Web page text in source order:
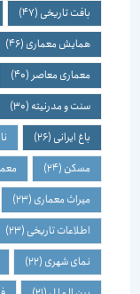
بافت تاریخی(47)
همایش معماری(46)
معماری معاصر(40)
سنت و مدرنیته(30)
باغ ایرانی(26)
مسکن(24)
میراث معماری(23)
اطلاعات تاریخی(23)
نمای شهری(22)